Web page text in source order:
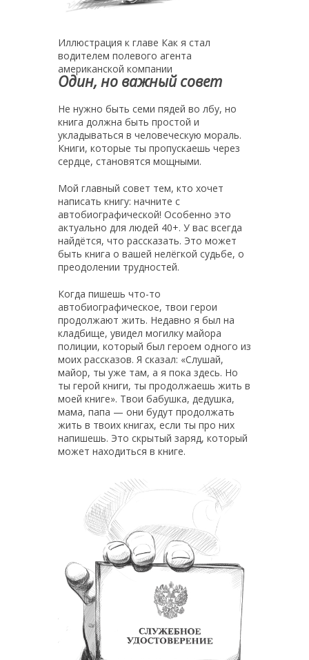
Иллюстрация к главе Как я стал
водителем полевого агента
американской компании
Один, но важный совет
Не нужно быть семи пядей во лбу, но
книга должна быть простой и
укладываться в человеческую мораль.
Книги, которые ты пропускаешь через
сердце, становятся мощными.
Мой главный совет тем, кто хочет
написать книгу: начните с
автобиографической! Особенно это
актуально для людей 40+. У вас всегда
найдётся, что рассказать. Это может
быть книга о вашей нелёгкой судьбе, о
преодолении трудностей.
Когда пишешь что-то
автобиографическое, твои герои
продолжают жить. Недавно я был на
кладбище, увидел могилку майора
полиции, который был героем одного из
моих рассказов. Я сказал: «Слушай,
майор, ты уже там, а я пока здесь. Но
ты герой книги, ты продолжаешь жить в
моей книге». Твои бабушка, дедушка,
мама, папа — они будут продолжать
жить в твоих книгах, если ты про них
напишешь. Это скрытый заряд, который
может находиться в книге.